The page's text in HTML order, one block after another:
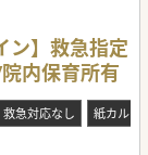
ン】救急指定
内保育所有
救急対応なし 紙カルテ